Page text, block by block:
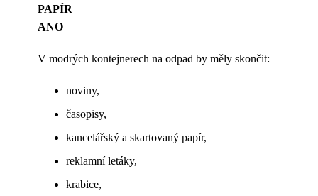
PAPÍR
ANO
V modrých kontejnerech na odpad by měly skončit:
noviny,
časopisy,
kancelářský a skartovaný papír,
reklamní letáky,
krabice,